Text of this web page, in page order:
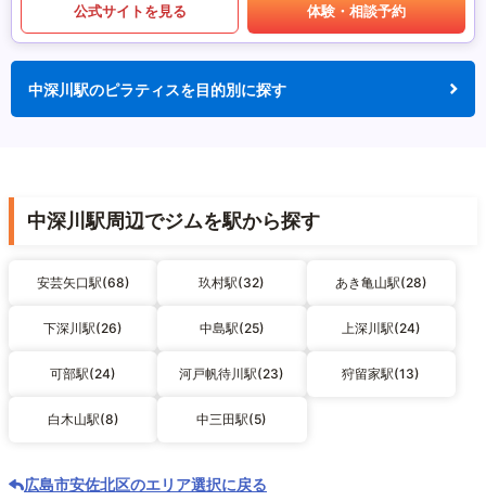
公式サイトを見る 体験・相談予約
中深川駅のピラティスを目的別に探す
中深川駅周辺でジムを駅から探す
安芸矢口駅(68) 玖村駅(32) あき亀山駅(28)
下深川駅(26) 中島駅(25) 上深川駅(24)
可部駅(24) 河戸帆待川駅(23) 狩留家駅(13)
白木山駅(8) 中三田駅(5)
広島市安佐北区のエリア選択に戻る